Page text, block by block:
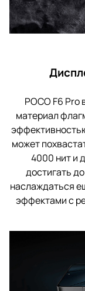
POCO F6
материал
может
4000 нит и
достигать
наслаждаться
эффектами с